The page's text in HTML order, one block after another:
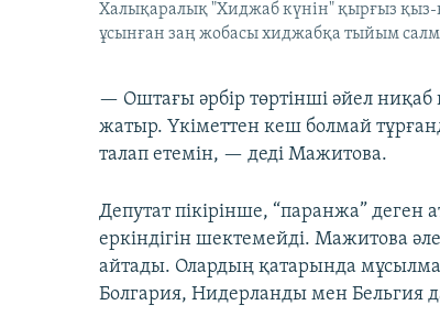
Халықаралық "Хиджаб күнін" қырғыз қыз-
ұсынған заң жобасы хиджабқа тыйым
— Оштағы әрбір төртінші әйел
жатыр. Үкіметтен кеш болмай
талап етемін, — деді Мажитова.
Депутат пікірінше, “паранжа” деген
еркіндігін шектемейді. Мажитова
айтады. Олардың қатарында
Болгария, Нидерланды мен Бельгия